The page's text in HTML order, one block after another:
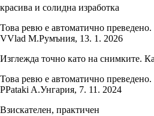
красива и солидна изработка
Това ревю е автоматично преведено.
VVlad M.Румъния, 13. 1. 2026
Изглежда точно като на снимките.
Това ревю е автоматично преведено.
PPataki A.Унгария, 7. 11. 2024
Взискателен, практичен